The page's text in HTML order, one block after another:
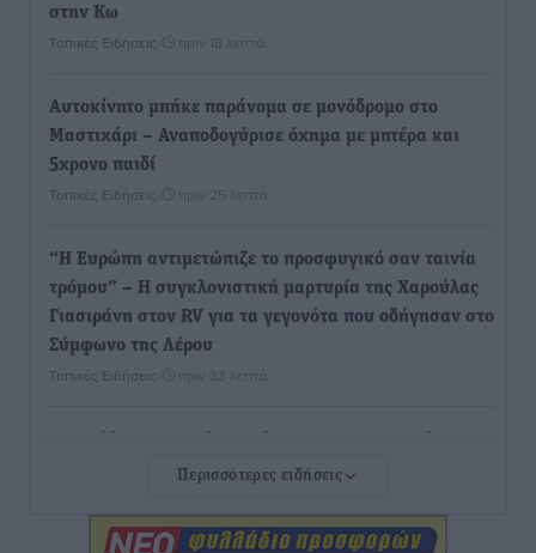
στην Κω
Τοπικές Ειδήσεις πριν 18 λεπτά
Αυτοκίνητο μπήκε παράνομα σε μονόδρομο στο
Μαστιχάρι – Αναποδογύρισε όχημα με μητέρα και
5χρονο παιδί
Τοπικές Ειδήσεις πριν 25 λεπτά
“Η Ευρώπη αντιμετώπιζε το προσφυγικό σαν ταινία
τρόμου” – Η συγκλονιστική μαρτυρία της Χαρούλας
Γιασιράνη στον RV για τα γεγονότα που οδήγησαν στο
Σύμφωνο της Λέρου
Τοπικές Ειδήσεις πριν 33 λεπτά
πριν 42 λεπτά
Έκτακτη συνεδρίαση της Δημοτικής Επιτροπής Ρόδου
Περισσότερες ειδήσεις